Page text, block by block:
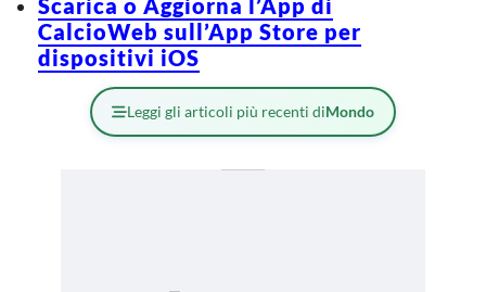
Scarica o Aggiorna l’App di
CalcioWeb sull’App Store per
dispositivi iOS
Leggi gli articoli più recenti diMondo